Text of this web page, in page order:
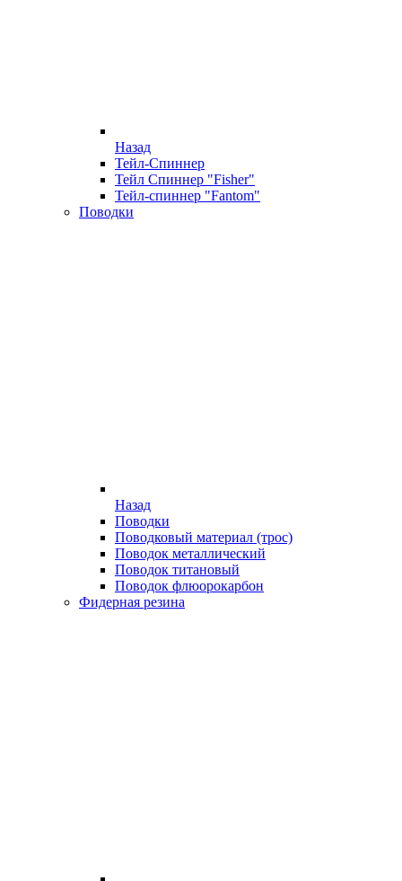
Назад
Тейл-Спиннер
Тейл Спиннер "Fisher"
Тейл-спиннер "Fantom"
Поводки
Назад
Поводки
Поводковый материал (трос)
Поводок металлический
Поводок титановый
Поводок флюорокарбон
Фидерная резина